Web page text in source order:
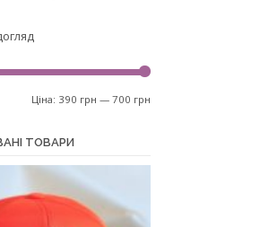
Ціна: 390 грн — 700 грн
ТОВАРИ